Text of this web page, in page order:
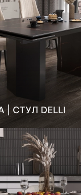
| СТУЛ DELLI